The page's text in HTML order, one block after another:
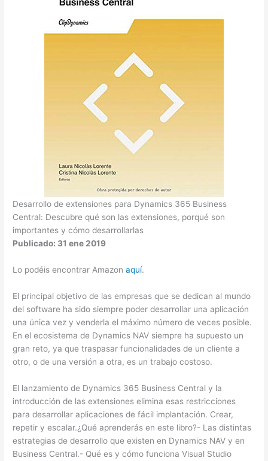
Desarrollo de extensiones para Dynamics 365 Business
Central: Descubre qué son las extensiones, porqué son
importantes y cómo desarrollarlas
Publicado: 31 ene 2019
Lo podéis encontrar Amazonaquí.
El principal objetivo de las empresas que se dedican al mundo
del software ha sido siempre poder desarrollar una aplicación
una única vez y venderla el máximo número de veces posible.
En el ecosistema de Dynamics NAV siempre ha supuesto un
gran reto, ya que traspasar funcionalidades de un cliente a
otro, o de una versión a otra, es un trabajo costoso.
El lanzamiento de Dynamics 365 Business Central y la
introducción de las extensiones elimina esas restricciones
para desarrollar aplicaciones de fácil implantación. Crear,
repetir y escalar.¿Qué aprenderás en este libro?- Las distintas
estrategias de desarrollo que existen en Dynamics NAV y en
Business Central.- Qué es y cómo funciona Visual Studio